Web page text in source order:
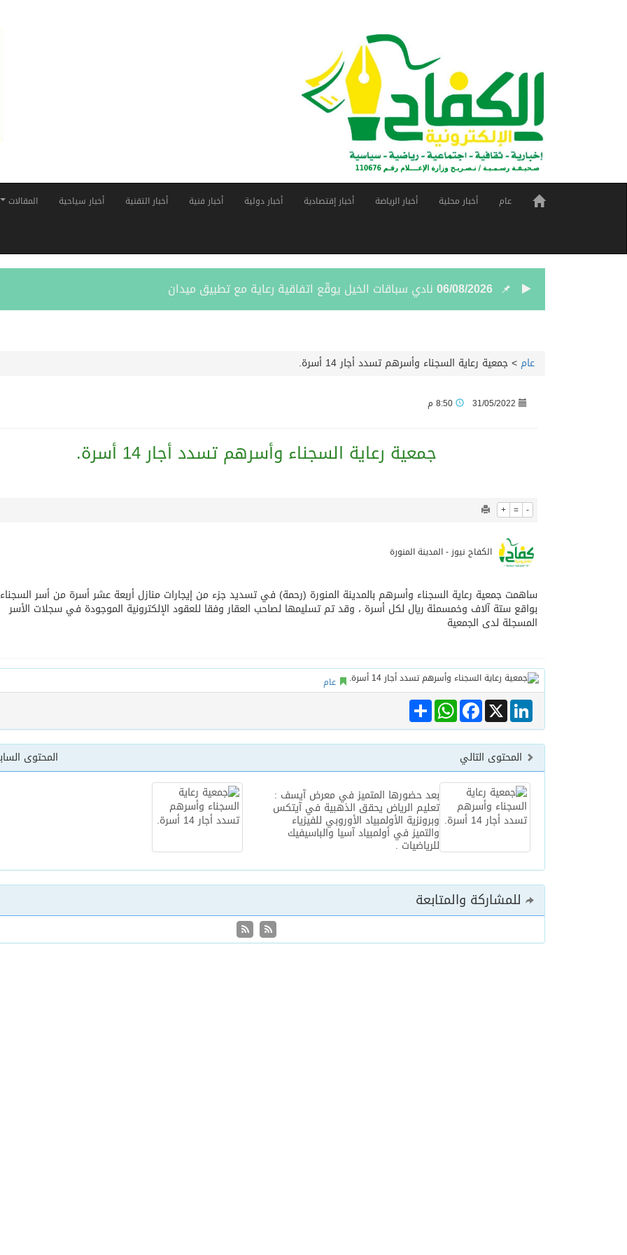
عام أخبار محلية أخبار الرياضة أخبار إقتصادية أخبار دولية أخبار فنية أخبار التقنية أخبار سياحية المقالات
06/08/2026 نادي سباقات الخيل يوقّع اتفاقية رعاية مع تطبيق ميدان
05/08/2026بين البحر والترفيه والثقافة والتسوق صيف جدة.. شواطئ رائعة وأنشطة متنوعة ووجهات
جماهير نادي طرابزون تخرج لاستقبال النجم محمد صلاح
الاحتفال بافتتاح “جناح سمو الشيخة فاطمة بنت مبارك لأمراض النساء والتوليد” في
ترامب: مضيق هرمز سيُفتح “قريباً جداً”.. وإلا ستتعرض إيران لـ”ضربة قوية للغاية”
05/08/2026
06/08/2026مركز الملك سلمان للإغاثة يضع حجر الأساس لمشروع بناء وإعادة تأهيل 13 مدرسة في محافظتي لحج والضالع
عام >جمعية رعاية السجناء وأسرهم تسدد أجار 14 أسرة.
31/05/2022
جمعية رعاية السجناء وأسرهم تسدد أجار 14 أسرة.
+ = -
الكفاح نيوز - المدينة المنورة
ساهمت جمعية رعاية السجناء وأسرهم بالمدينة المنورة (رحمة) في تسديد جزء من إيجارات منازل أربعة عشر أسرة من أسر السجناء
بواقع ستة آلاف وخمسمئة ريال لكل أسرة ، وقد تم تسليمها لصاحب العقار وفقا للعقود الإلكترونية الموجودة في سجلات الأسر
المسجلة لدى الجمعية
عام
Share
WhatsAppFacebook X
LinkedIn
المحتوى
المحتوى التالي
بعد حضورها المتميز في معرض آيسف :
تعليم الرياض يحقق الذهبية في آيتكس
وبرونزية الأولمبياد الأوروبي للفيزياء
والتميز في أولمبياد آسيا والباسيفيك
للرياضيات .
للمشاركة والمتابعة